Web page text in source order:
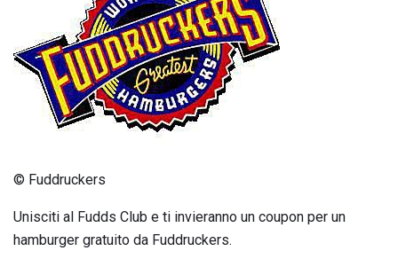
© Fuddruckers
Unisciti al Fudds Club e ti invieranno un coupon per un
hamburger gratuito da Fuddruckers.